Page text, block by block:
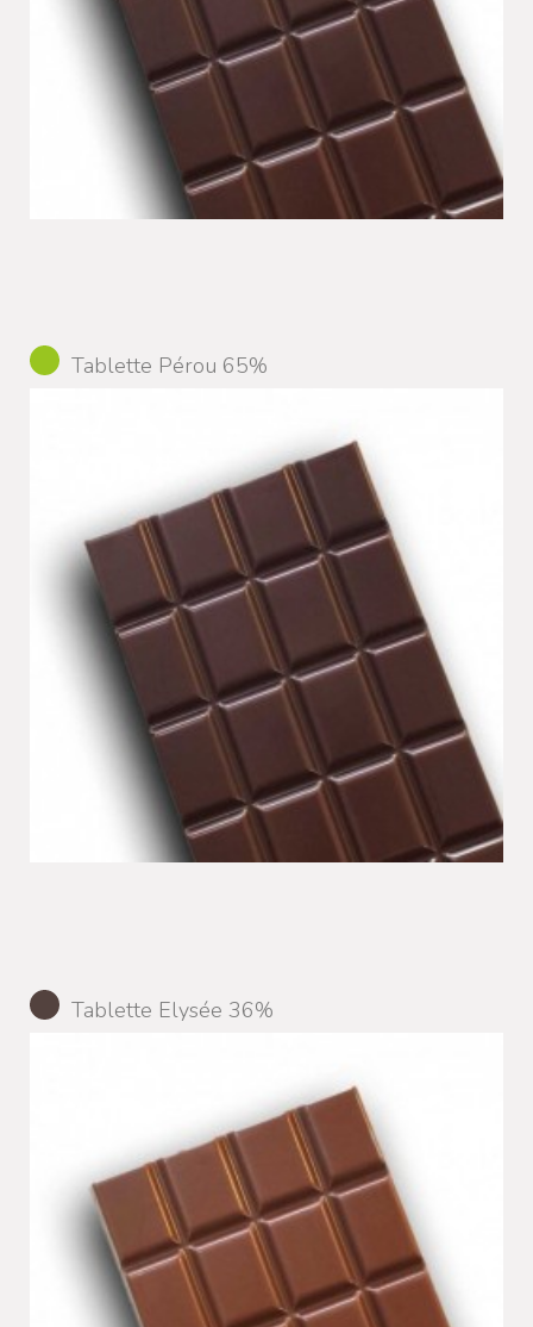
Tablette Pérou 65%
Tablette Elysée 36%